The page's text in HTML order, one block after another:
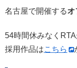
名古屋で開催するオ
54時間休みなく
採用作品はこちら